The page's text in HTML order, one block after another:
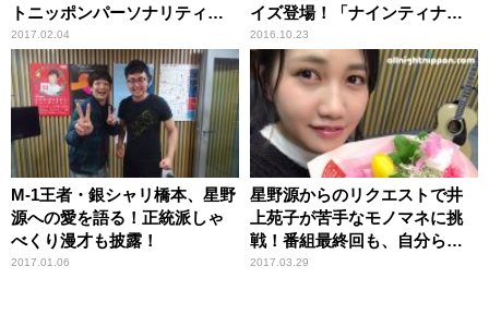
トニッポンパーソナリティが
登場！50周年「ALL LIVE
NIPPON」に12000人が熱狂
2017.02.04
イズ登場！「ナインティナイ
ン岡村隆史のオールナイトニ
ッポン歌謡祭」に１万人が熱
狂！
2016.10.23
M-1王者・銀シャリ橋本、星野
源への愛を語る！正統派しゃ
べくり漫才も披露！
2017.01.06
星野源からのリクエストで井
上苑子が苦手なモノマネに挑
戦！番組最終回も、自分らし
く、明るく、ステキに。
2017.03.29